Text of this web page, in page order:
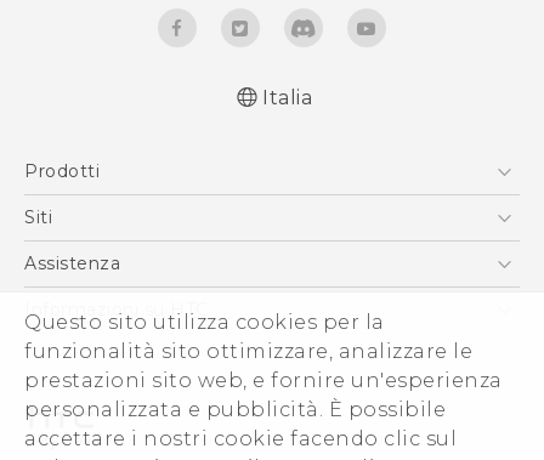
Questo sito utilizza cookies per la
funzionalità sito ottimizzare, analizzare le
prestazioni sito web, e fornire un'esperienza
personalizzata e pubblicità. È possibile
accettare i nostri cookie facendo clic sul
normativa
English - Safety and regulatory guide
Italia
Prodotti
Smartphone
Vive
Accessori
Siti
HTC VIVE
Assistenza
Ecommerce Assistenza
Informazioni su HTC
ESG
Uffici Commerciali
Investitori (Inglese)